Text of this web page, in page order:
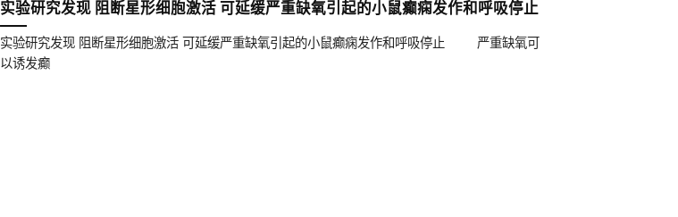
实验研究发现 阻断星形细胞激活 可延缓严重缺氧引起的小鼠癫痫发作和呼吸停止
实验研究发现 阻断星形细胞激活 可延缓严重缺氧引起的小鼠癫痫发作和呼吸停止 严重缺氧可
以诱发癫